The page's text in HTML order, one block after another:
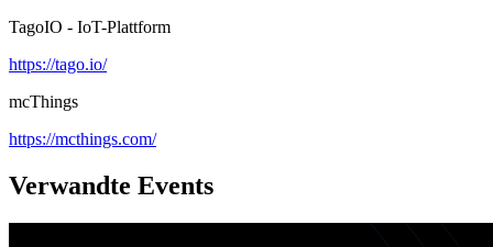
TagoIO - IoT-Plattform
https://tago.io/
mcThings
https://mcthings.com/
Verwandte Events